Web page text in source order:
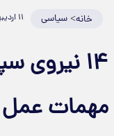
خانه>سیاسی ۱۱ اردیبهشت ۱۴۰۵
۱۴ نیر‌وی
مهمات عمل